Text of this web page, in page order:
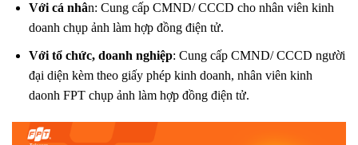
Với cá nhân: Cung cấp CMND/ CCCD cho nhân viên kinh
doanh chụp ảnh làm hợp đồng điện tử.
Với tổ chức, doanh nghiệp: Cung cấp CMND/ CCCD người
đại diện kèm theo giấy phép kinh doanh, nhân viên kinh
daonh FPT chụp ảnh làm hợp đồng điện tử.